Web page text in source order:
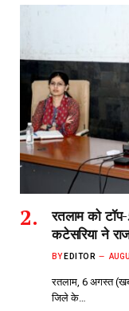
रतलाम को
कटेसरिया ने
BY EDITOR
रतलाम, 6 अगस्त
जिले के…